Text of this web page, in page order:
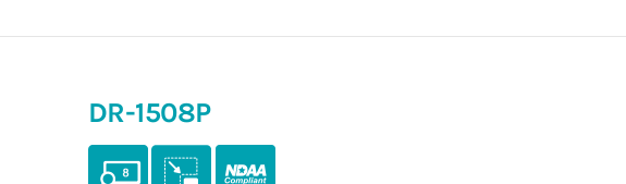
DR-1508P